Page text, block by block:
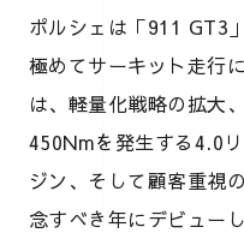
ポルシェは「911 GT3
極めてサーキット走行
は、軽量化戦略の拡大
450Nmを発生する4.0
ジン、そして顧客重視
念すべき年にデビュー